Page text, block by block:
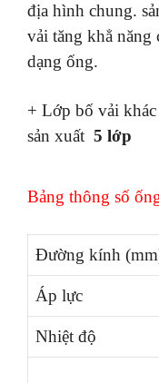
địa hình chung.
vải tăng khẳ
dạng ống.
+ Lớp bố vải
sản xuất 5 lớp
Bảng thông số
Đường kính
Áp lực
Nhiệt độ